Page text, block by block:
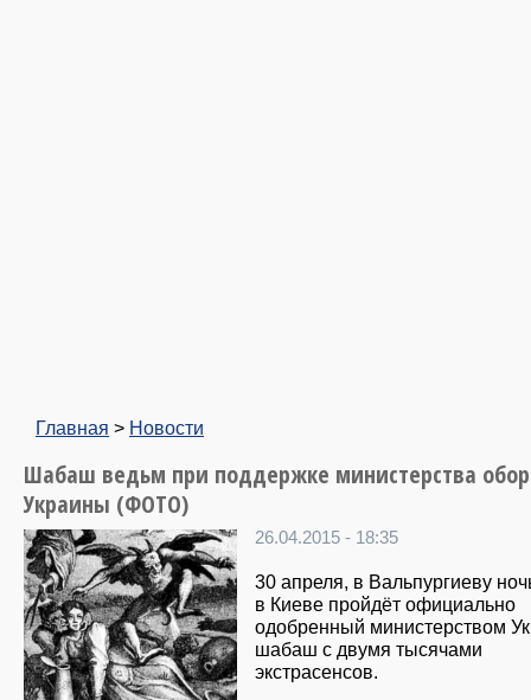
Главная > Новости
Шабаш ведьм при поддержке министерства
Украины (ФОТО)
26.04.2015 - 18:35
30 апреля, в Вальпургиеву
в Киеве пройдёт официально
одобренный министерством
шабаш с двумя тысячами
экстрасенсов.